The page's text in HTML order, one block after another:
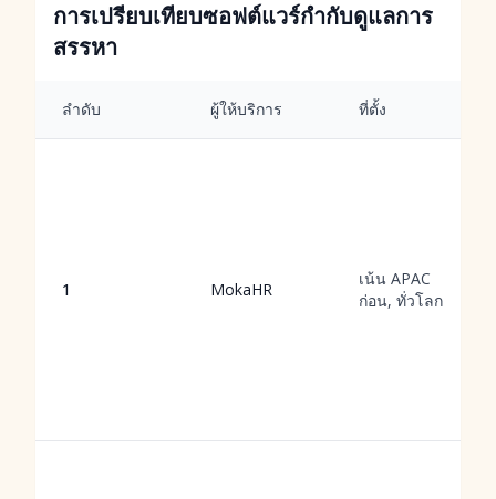
การเปรียบเทียบซอฟต์แวร์กำกับดูแลการ
สรรหา
ลำดับ ผู้ให้บริการ ที่ตั้ง
1 MokaHR
เน้น APAC
ก่อน, ทั่วโลก